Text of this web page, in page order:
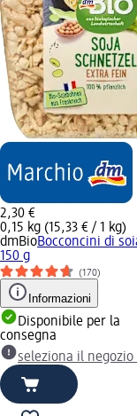
2,30 €
0,15 kg (15,33 € / 1 kg)
dmBioBocconcini di
150 g
(170)
Informazioni
Disponibile per la
consegna
seleziona il negozio